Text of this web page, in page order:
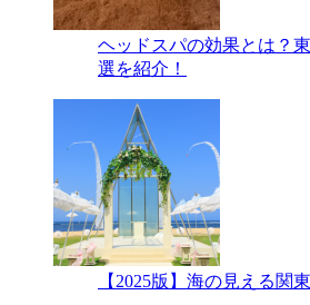
ヘッドスパの効果とは？
選を紹介！
【2025版】海の見える関